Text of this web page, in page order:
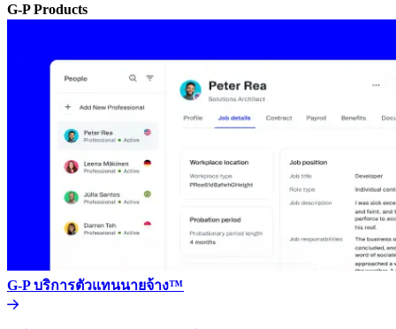
G-P Products​​
G-P บริการตัวแทนนายจ้าง™​​